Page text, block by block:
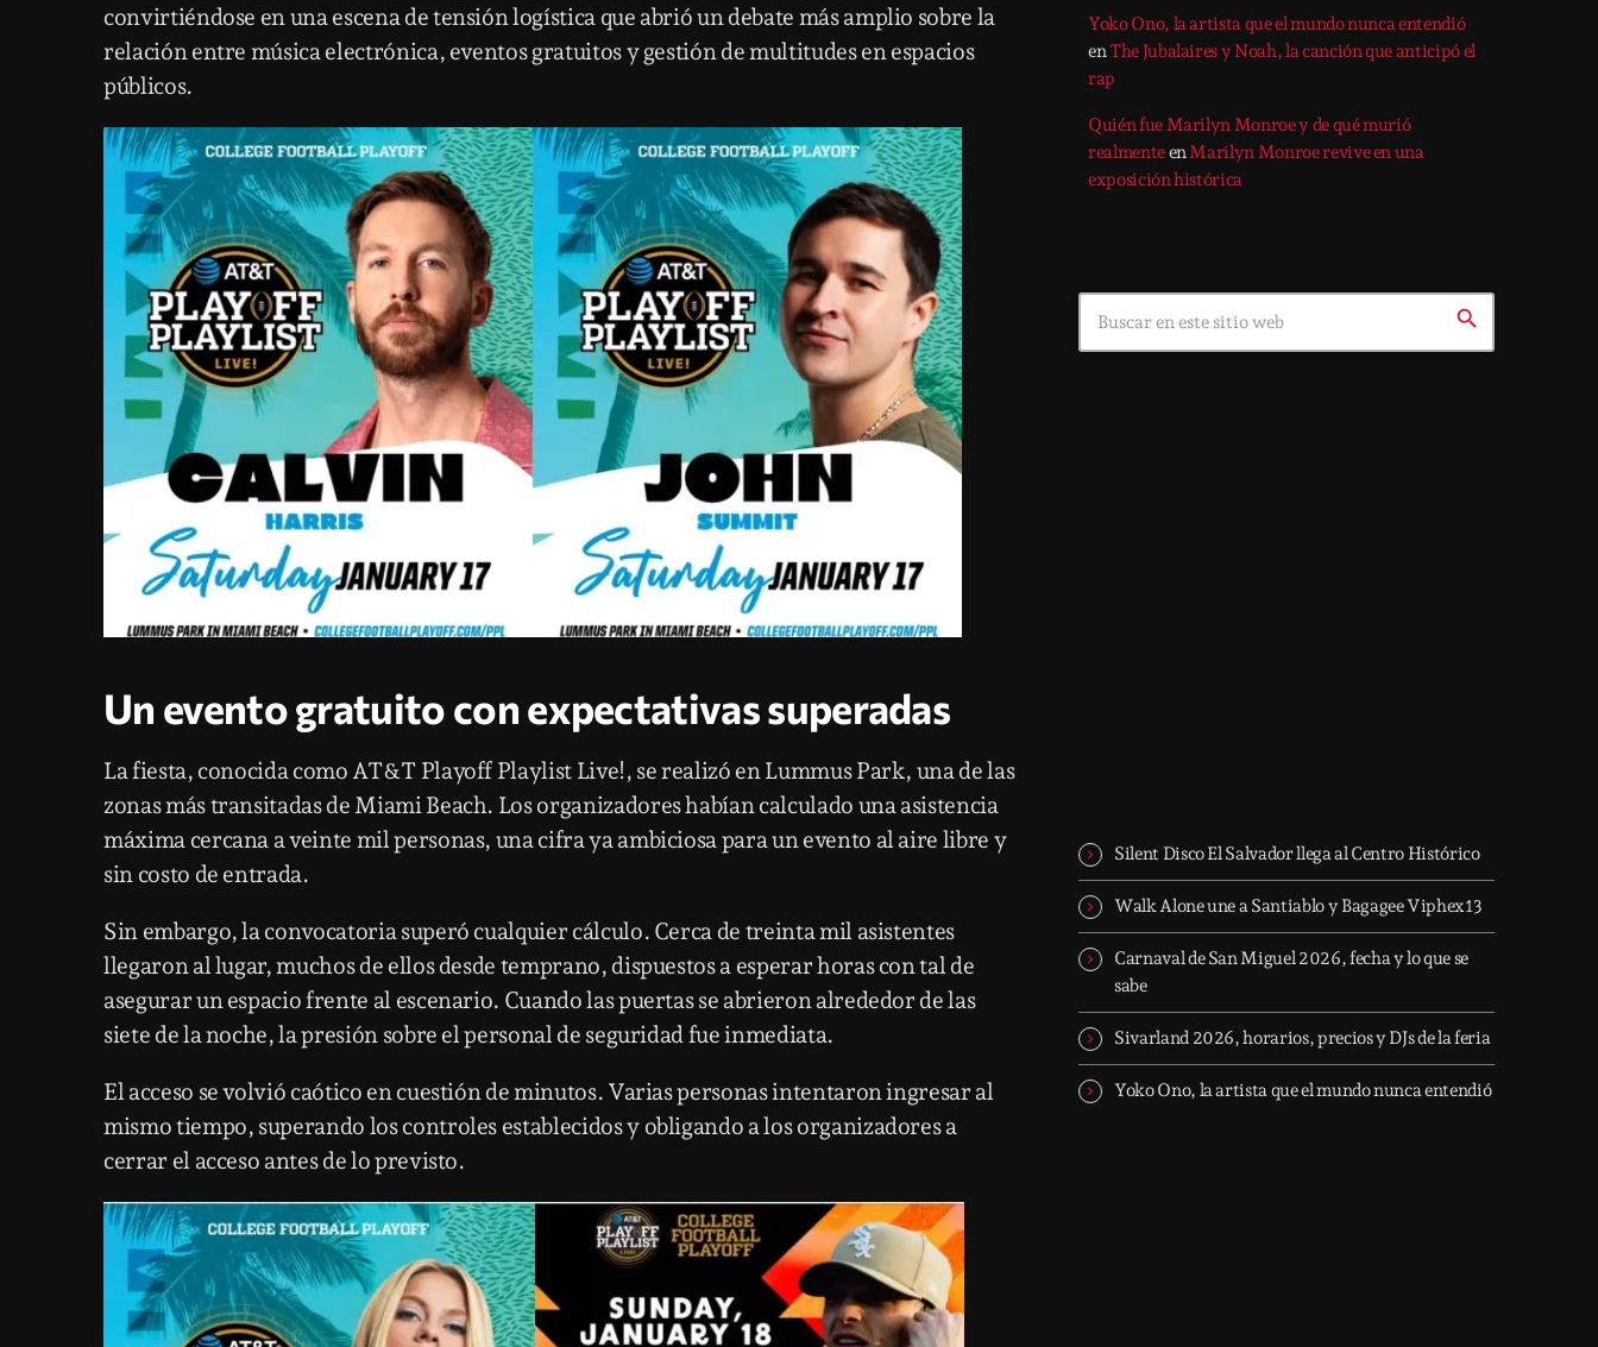
convirtiéndose en una escena de tensión logística que abrió un debate más amplio sobre la
relación entre música electrónica, eventos gratuitos y gestión de multitudes en espacios
públicos.
Un evento gratuito con expectativas superadas
La fiesta, conocida como AT&T Playoff Playlist Live!, se realizó en Lummus Park, una de las
zonas más transitadas de Miami Beach. Los organizadores habían calculado una asistencia
máxima cercana a veinte mil personas, una cifra ya ambiciosa para un evento al aire libre y
sin costo de entrada.
Sin embargo, la convocatoria superó cualquier cálculo. Cerca de treinta mil asistentes
llegaron al lugar, muchos de ellos desde temprano, dispuestos a esperar horas con tal de
asegurar un espacio frente al escenario. Cuando las puertas se abrieron alrededor de las
siete de la noche, la presión sobre el personal de seguridad fue inmediata.
El acceso se volvió caótico en cuestión de minutos. Varias personas intentaron ingresar al
mismo tiempo, superando los controles establecidos y obligando a los organizadores a
cerrar el acceso antes de lo previsto.
Yoko Ono, la artista que el mundo nunca entendió
enThe Jubalaires y Noah, la canción que anticipó el
rap
Quién fue Marilyn Monroe y de qué murió
realmenteenMarilyn Monroe revive en una
exposición histórica
search
Silent Disco El Salvador llega al Centro Histórico
Walk Alone une a Santiablo y Bagagee Viphex13
Carnaval de San Miguel 2026, fecha y lo que se
sabe
Sivarland 2026, horarios, precios y DJs de la feria
Yoko Ono, la artista que el mundo nunca entendió